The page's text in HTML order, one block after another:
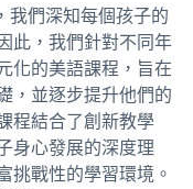
我們深知每個孩子的
此，我們針對不同年
化的美語課程，旨在
，並逐步提升他們的
程結合了創新教學
身心發展的深度理
挑戰性的學習環境。